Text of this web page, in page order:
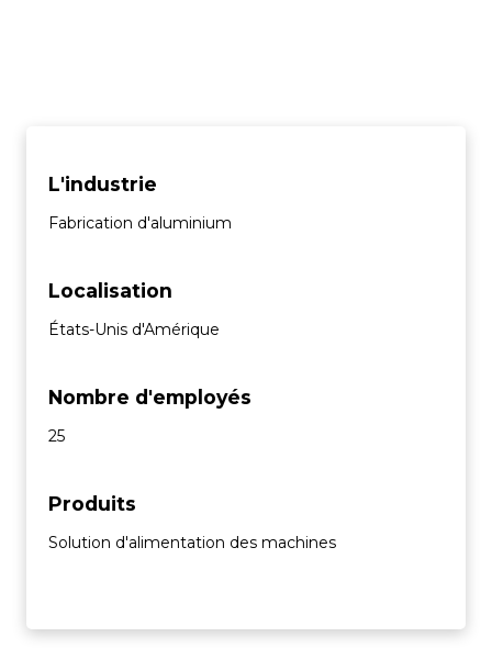
L'industrie
Fabrication d'aluminium
Localisation
États-Unis d'Amérique
Nombre d'employés
25
Produits
Solution d'alimentation des machines